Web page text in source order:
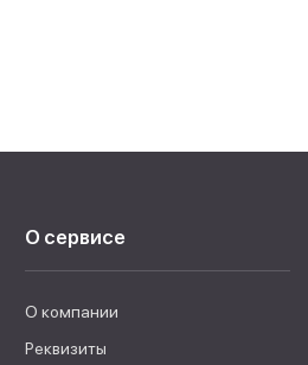
О сервисе
О компании
Реквизиты